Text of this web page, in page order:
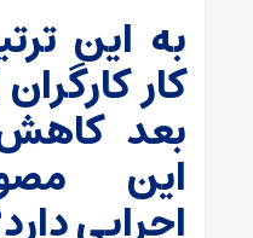
به این
کار
بعد کاهش
این